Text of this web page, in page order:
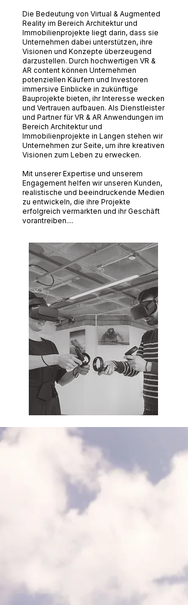
Die Bedeutung von Virtual & Augmented
Reality im Bereich Architektur und
Immobilienprojekte liegt darin, dass sie
Unternehmen dabei unterstützen, ihre
Visionen und Konzepte überzeugend
darzustellen. Durch hochwertigen VR &
AR content können Unternehmen
potenziellen Käufern und Investoren
immersive Einblicke in zukünftige
Bauprojekte bieten, ihr Interesse wecken
und Vertrauen aufbauen. Als Dienstleister
und Partner für VR & AR Anwendungen im
Bereich Architektur und
Immobilienprojekte in Langen stehen wir
Unternehmen zur Seite, um ihre kreativen
Visionen zum Leben zu erwecken.
Mit unserer Expertise und unserem
Engagement helfen wir unseren Kunden,
realistische und beeindruckende Medien
zu entwickeln, die ihre Projekte
erfolgreich vermarkten und ihr Geschäft
vorantreiben....